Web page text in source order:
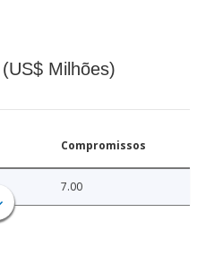
Milhões)
Compromissos
7.00